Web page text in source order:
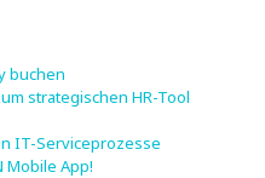
buchen
strategischen HR-Tool
IT-Serviceprozesse
Mobile App!